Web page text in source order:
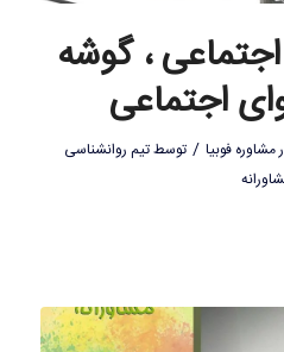
، گوشه
اجتماعی
مشاوره فوبیا / توسطتیم روانشناسی